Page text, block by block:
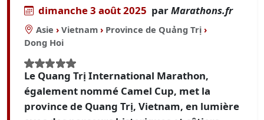
dimanche 3 août 2025 parMarathons.fr
Asie › Vietnam › Province de Quảng Trị ›
Dong Hoi
Le Quang Trị International Marathon,
également nommé Camel Cup, met la
province de Quang Trị, Vietnam, en lumière